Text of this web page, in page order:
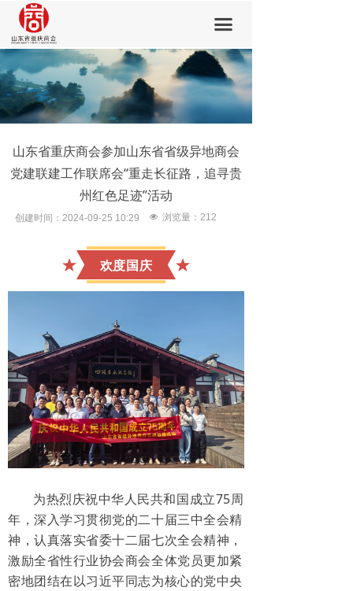
끀
首页
商会概要
会员中心
新闻中心
会员风采
山东省重庆商会参加山东省省级异地商会
党建联建工作联席会“重走长征路，追寻贵
州红色足迹”活动
欢度国庆
为热烈庆祝中华人民共和国成立75周
年，深入学习贯彻党的二十届三中全会精
神，认真落实省委十二届七次全会精神，
激励全省性行业协会商会全体党员更加紧
密地团结在以习近平同志为核心的党中央
创建时间： 2024-09-25 10:29 넶 浏览量： 212